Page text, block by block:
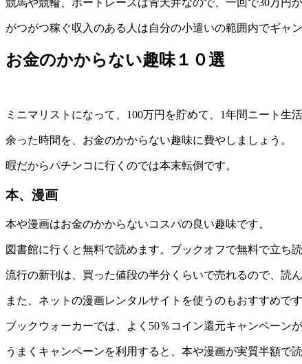
がつがつ稼ぐ収入のある人は自分の小遣いの範囲内でギャ
お金のかからない趣味１０選
ミニマリストになって、100万円を貯めて、1年間ニート生
余った時間を、お金のかからない趣味に費やしましょう。
暇だからパチンコに行くのでは本末転倒です。
本、漫画
本や漫画はお金のかからないコスパの良い趣味です。
図書館に行くと無料で読めます。ブックオフで無料で立ち
流行の新刊は、買った値段の半分くらいで売れるので、読
また、ネットの漫画レンタルサイトを使うのもおすすめです
ブックウォーカーでは、よく50％コイン還元キャンペーンが
うまくキャンペーンを利用すると、本や漫画が実質半額で読